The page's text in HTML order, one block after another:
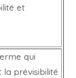
et
qui
prévisibilité